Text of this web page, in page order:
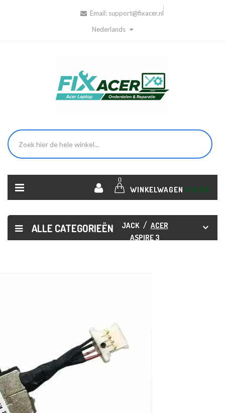
Email: support@fixacer.nl
Nederlands
0
WINKELWAGEN € 0,00
ALLE CATEGORIEËN
HOME
ACER
JACK
ACER
ASPIRE 3